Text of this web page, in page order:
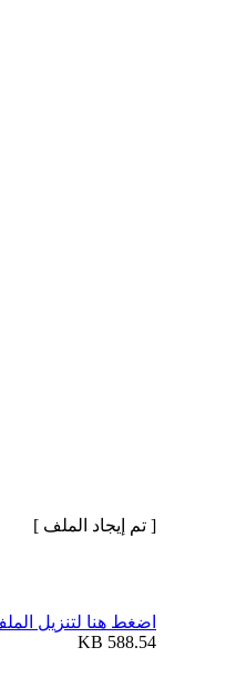
[ تم إيجاد الملف ]
اضغط هنا لتنزيل
588.54 KB